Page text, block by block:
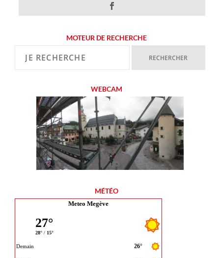
MOTEUR DE RECHERCHE
WEBCAM
MÉTÉO
Meteo Megève